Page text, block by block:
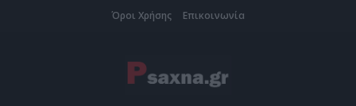
Όροι Χρήσης Επικοινωνία